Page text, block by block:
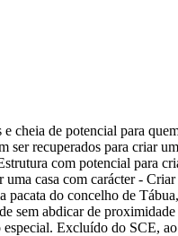
cheia de potencial para
recuperados para criar
com potencial para
casa com carácter -
do concelho de
sem abdicar de
Excluído do SCE,